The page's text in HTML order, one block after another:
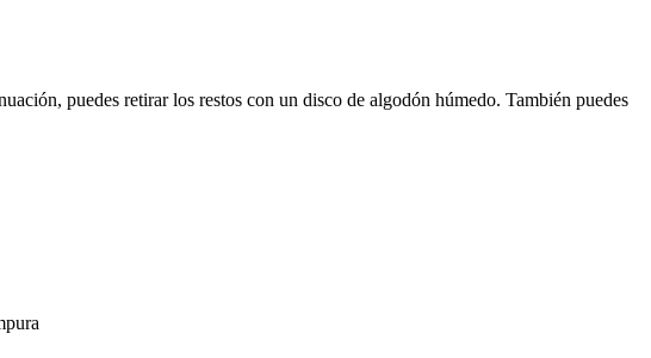
puedes retirar los restos con un disco de algodón húmedo. También puedes